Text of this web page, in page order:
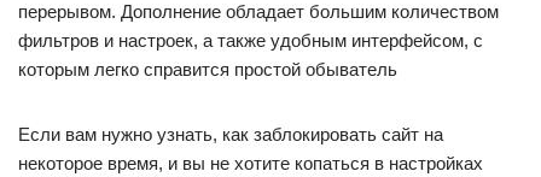
перерывом. Дополнение обладает большим количеством
фильтров и настроек, а также удобным интерфейсом, с
которым легко справится простой обыватель
Если вам нужно узнать, как заблокировать сайт на
некоторое время, и вы не хотите копаться в настройках